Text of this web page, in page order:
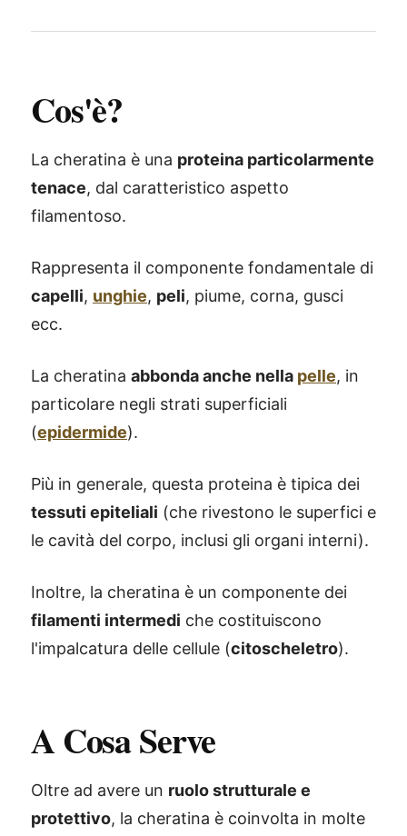
Cos'è?
La cheratina è una proteina particolarmente
tenace, dal caratteristico aspetto
filamentoso.
Rappresenta il componente fondamentale di
capelli, unghie, peli, piume, corna, gusci
ecc.
La cheratina abbonda anche nella pelle, in
particolare negli strati superficiali
(epidermide).
Più in generale, questa proteina è tipica dei
tessuti epiteliali (che rivestono le superfici e
le cavità del corpo, inclusi gli organi interni).
Inoltre, la cheratina è un componente dei
filamenti intermedi che costituiscono
l'impalcatura delle cellule (citoscheletro).
A Cosa Serve
Oltre ad avere un ruolo strutturale e
protettivo, la cheratina è coinvolta in molte